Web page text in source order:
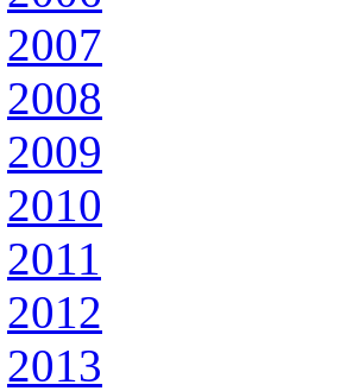
2007
2008
2009
2010
2011
2012
2013